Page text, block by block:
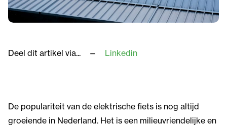
Deel dit artikel via... Linkedin
De populariteit van de elektrische fiets is nog altijd
groeiende in Nederland. Het is een milieuvriendelijke en